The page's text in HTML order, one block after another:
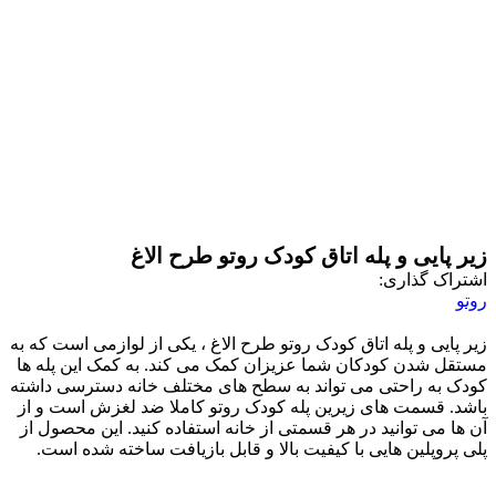
زیر پایی و پله اتاق کودک روتو طرح الاغ
اشتراک گذاری:
روتو
زیر پایی و پله اتاق کودک روتو طرح الاغ ، یکی از لوازمی است که به
مستقل شدن کودکان شما عزیزان کمک می کند. به کمک این پله ها
کودک به راحتی می تواند به سطح های مختلف خانه دسترسی داشته
باشد. قسمت های زیرین پله کودک روتو کاملا ضد لغزش است و از
آن ها می توانید در هر قسمتی از خانه استفاده کنید. این محصول از
پلی پروپلین هایی با کیفیت بالا و قابل بازیافت ساخته شده است.